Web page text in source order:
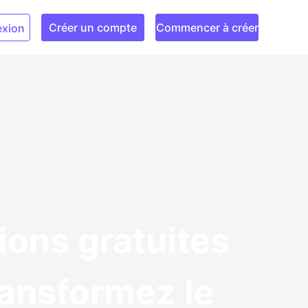
Créer un compte Commencer à créer